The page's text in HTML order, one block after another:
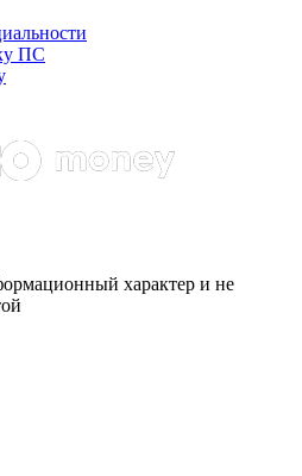
ПС
характер и не